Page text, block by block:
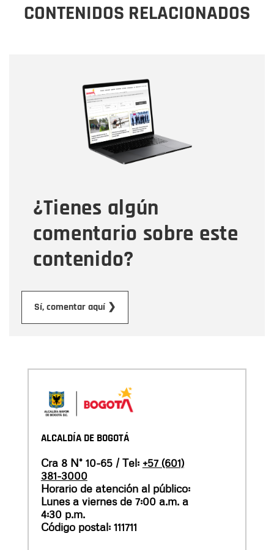
CONTENIDOS RELACIONADOS
¿Tienes algún
comentario sobre este
contenido?
Sí, comentar aquí ❯
Correo electrónico
Tipo de comentario
Mensaje
ALCALDÍA DE BOGOTÁ
Cra 8 N° 10-65 / Tel: +57 (601)
381-3000
Horario de atención al público:
Lunes a viernes de 7:00 a.m. a
4:30 p.m.
Código postal: 111711